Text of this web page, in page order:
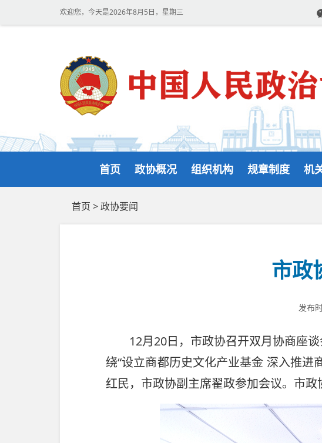
欢迎您，今天是2026年8月5日，星期三
首页 政协概况 组织机构 规章制度 机
首页 >政协要闻
市政
发布
12月20日，市政协召开双月协商座谈
绕“设立商都历史文化产业基金 深入推
红民，市政协副主席翟政参加会议。市政